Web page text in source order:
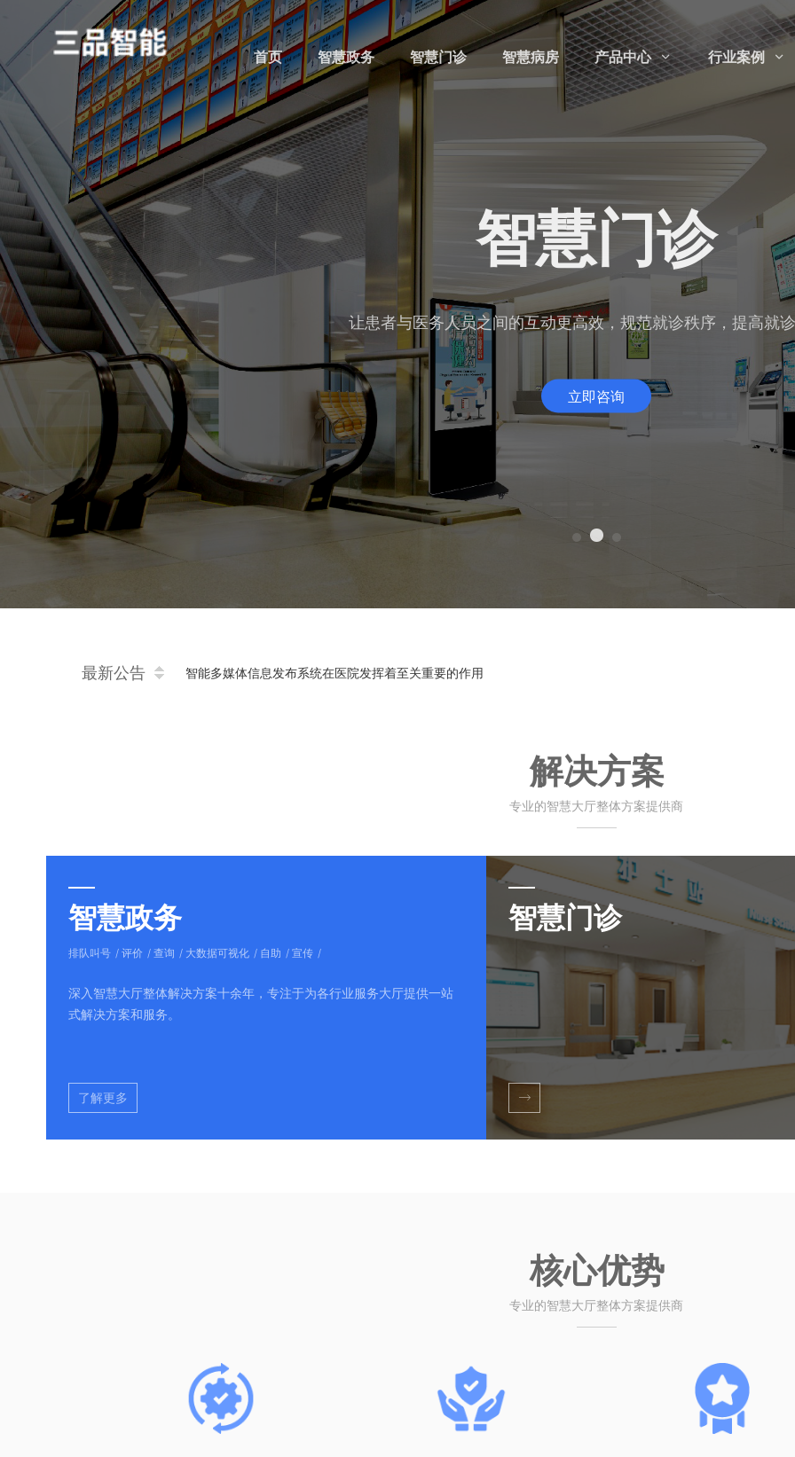
首页 智慧政务 智慧门诊 智慧病房 产品中心  行业案例 
智慧门诊
让患者与医务人员之间的互动更高效，规范就诊秩序，提高就
立即咨询
最新公告
医疗分诊：推动医院整体提升的关键策略
云候诊-减少患者等待时间
解决方案
专业的智慧大厅整体方案提供商
智慧政务
排队叫号 评价 查询 大数据可视化 自助 宣传
深入智慧大厅整体解决方案十余年，专注于为各行业服务大厅提供一站
式解决方案和服务。
智慧门诊
核心优势
专业的智慧大厅整体方案提供商